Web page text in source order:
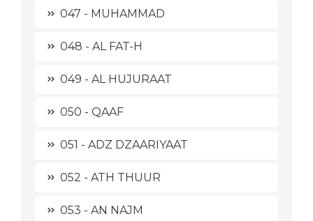
047 - MUHAMMAD
048 - AL FAT-H
049 - AL HUJURAAT
050 - QAAF
051 - ADZ DZAARIYAAT
052 - ATH THUUR
053 - AN NAJM